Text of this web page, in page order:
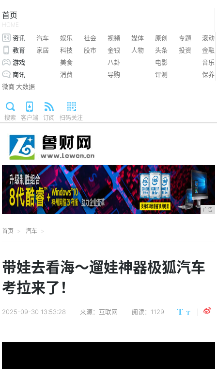
首页
HOME
资讯 汽车 娱乐 社会 视频 媒体 原创 专题
滚动
教育
家居 科技 股市 金银 人物 头条 投资
金融
游戏
美食 八卦 电影
音乐
商讯
消费 导购 评测
保养
微商 大数据
搜索 客户端 订阅 扫码关注
广告
首页 汽车
带娃去看海～遛娃神器极狐汽车
考拉来了！
2025-09-30 13:53:28 来源：互联网 阅读：1129